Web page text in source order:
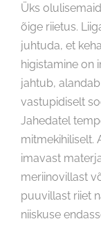
Üks
õige riietus.
juhtuda, et
higistamine on
jahtub,
vastupidiselt
Jahedatel
mitmekihiliselt.
imavast
meriinovillast
puuvillast riiet
niiskuse